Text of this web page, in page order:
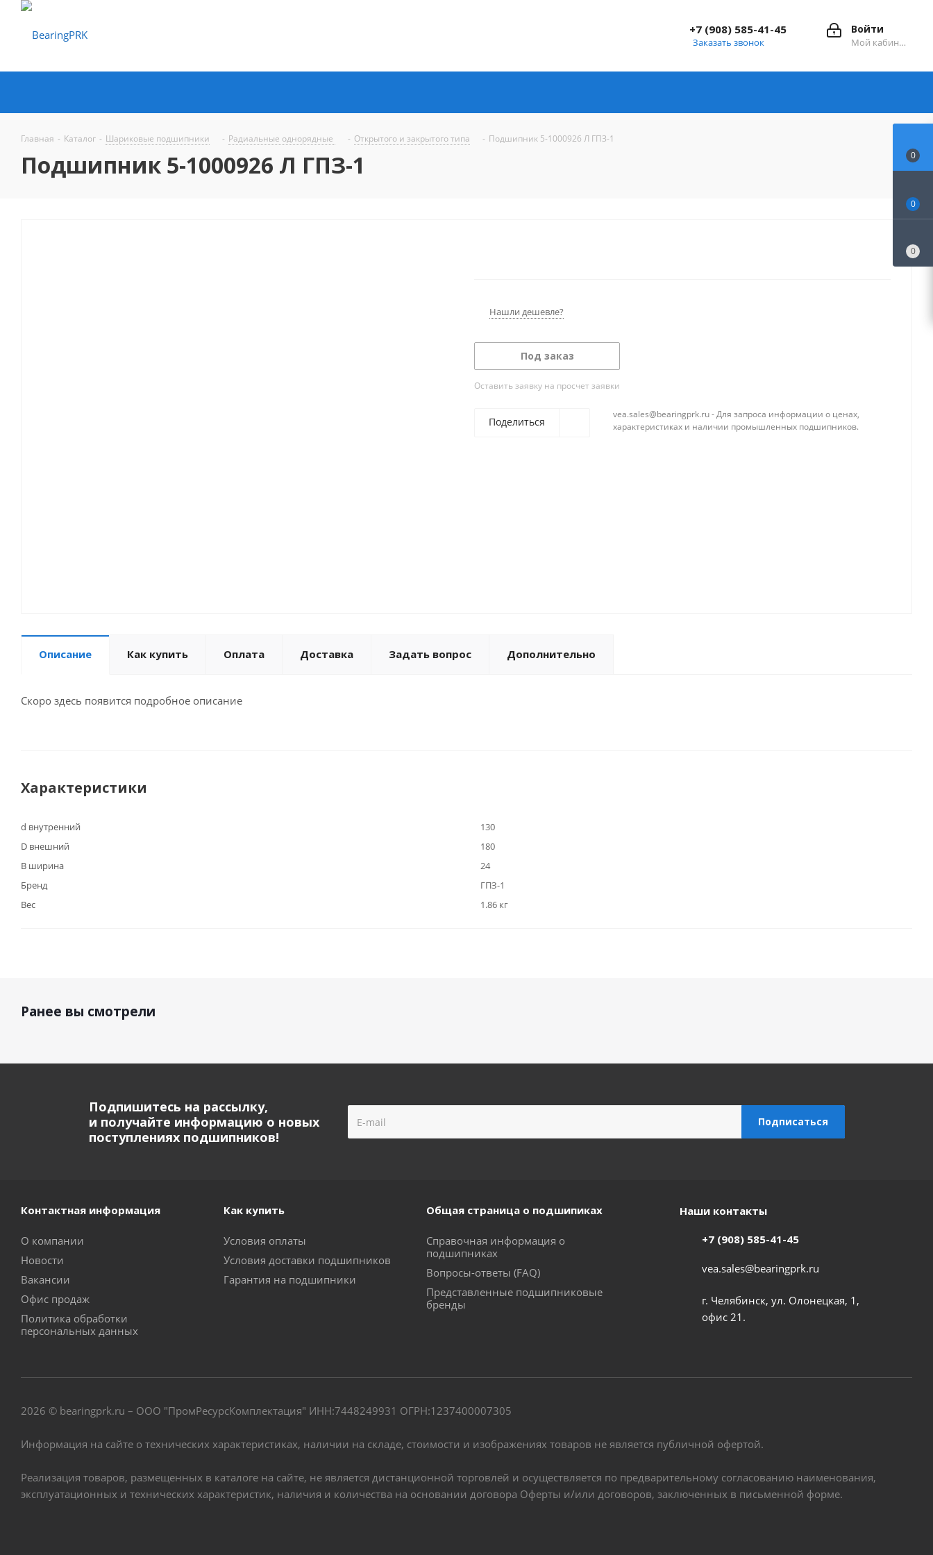
Войти
Мой кабинет
+7 (908) 585-41-45
Заказать звонок
Главная - Каталог - Шариковые подшипники - Радиальные однорядные - Открытого и закрытого типа - Подшипник 5-1000926 Л ГПЗ-1
Подшипник 5-1000926 Л ГПЗ-1
Нашли дешевле?
Под заказ
Оставить заявку на просчет заявки
Поделиться
vea.sales@bearingprk.ru - Для запроса информации о ценах,
характеристиках и наличии промышленных подшипников.
Описание Как купить Оплата Доставка Задать вопрос Дополнительно
Скоро здесь появится подробное описание
Характеристики
d внутренний
130
D внешний
180
B ширина
24
Бренд
ГПЗ-1
Вес
1.86 кг
Ранее вы смотрели
Подпишитесь на рассылку,
и получайте информацию о новых
поступлениях подшипников!
Контактная информация
О компании
Новости
Вакансии
Офис продаж
Политика обработки
персональных данных
Как купить
Условия оплаты
Условия доставки подшипников
Гарантия на подшипники
Общая страница о подшипиках
Справочная информация о
подшипниках
Вопросы-ответы (FAQ)
Представленные подшипниковые
бренды
Наши контакты
+7 (908) 585-41-45
vea.sales@bearingprk.ru
г. Челябинск, ул. Олонецкая, 1,
офис 21.
2026 © bearingprk.ru – ООО "ПромРесурсКомплектация" ИНН:7448249931 ОГРН:1237400007305
Информация на сайте о технических характеристиках, наличии на складе, стоимости и изображениях товаров не является публичной офертой.
Реализация товаров, размещенных в каталоге на сайте, не является дистанционной торговлей и осуществляется по предварительному согласованию наименования,
эксплуатационных и технических характеристик, наличия и количества на основании договора Оферты и/или договоров, заключенных в письменной форме.
0
0
0